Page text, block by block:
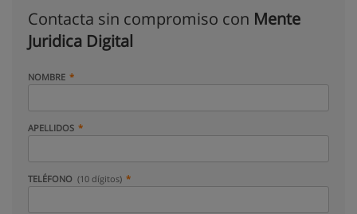
Contacta sin compromiso con Mente
Juridica Digital
NOMBRE
APELLIDOS
TELÉFONO (10 dígitos)